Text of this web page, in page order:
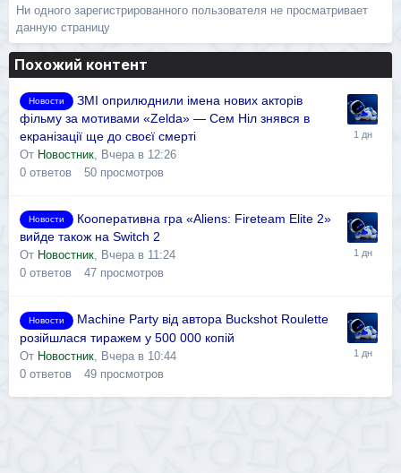
Ни одного зарегистрированного пользователя не просматривает
данную страницу
Похожий контент
Новости
ЗМІ оприлюднили імена нових акторів
фільму за мотивами «Zelda» — Сем Ніл знявся в
екранізації ще до своєї смерті
От Новостник
Вчера в 12:26
0 ответов 50 просмотров
Новости
Кооперативна гра «Aliens: Fireteam Elite 2»
вийде також на Switch 2
От Новостник, Вчера в 11:24
0 ответов 47 просмотров
Новости
Machine Party від автора Buckshot Roulette
розійшлася тиражем у 500 000 копій
От Новостник Вчера в 10:44
0 ответов 49 просмотров